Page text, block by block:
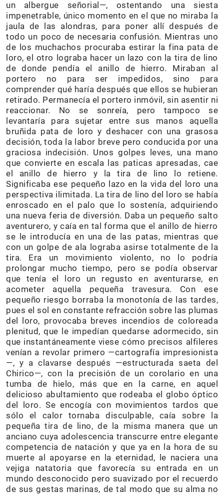
un albergue señorial—, ostentando una siesta
impenetrable, único momento en el que no miraba la
jaula de las alondras, para poner allí después de
todo un poco de necesaria confusión. Mientras uno
de los muchachos procuraba estirar la fina pata de
loro, el otro lograba hacer un lazo con la tira de lino
de donde pendía el anillo de hierro. Miraban al
portero no para ser impedidos, sino para
comprender qué haría después que ellos se hubieran
retirado. Permanecía el portero inmóvil, sin asentir ni
reaccionar. No se sonreía, pero tampoco se
levantaría para sujetar entre sus manos aquella
bruñida pata de loro y deshacer con una grasosa
decisión, toda la labor breve pero conducida por una
graciosa indecisión. Unos golpes leves, una mano
que convierte en escala las paticas apresadas, cae
el anillo de hierro y la tira de lino lo retiene.
Significaba ese pequeño lazo en la vida del loro una
perspectiva ilimitada. La tira de lino del loro se había
enroscado en el palo que lo sostenía, adquiriendo
una nueva feria de diversión. Daba un pequeño salto
aventurero, y caía en tal forma que el anillo de hierro
se le introducía en una de las patas, mientras que
con un golpe de ala lograba asirse totalmente de la
tira. Era un movimiento violento, no lo podría
prolongar mucho tiempo, pero se podía observar
que tenía el loro un regusto en aventurarse, en
acometer aquella pequeña travesura. Con ese
pequeño riesgo borraba la monotonía de las tardes,
pues el sol en constante refracción sobre las plumas
del loro, provocaba breves incendios de coloreada
plenitud, que le impedían quedarse adormecido, sin
que instantáneamente viese cómo precisos alfileres
venían a revolar primero —cartografía impresionista
—, y a clavarse después —estructurada saeta del
Chirico—, con la precisión de un corolario en una
tumba de hielo, más que en la carne, en aquel
delicioso abultamiento que rodeaba el globo óptico
del loro. Se encogía con movimientos tardos que
sólo el calor tornaba disculpable, caía sobre la
pequeña tira de lino, de la misma manera que un
anciano cuya adolescencia transcurre entre elegante
competencia de natación y que ya en la hora de su
muerte al apoyarse en la eternidad, le naciera una
vejiga natatoria que favorecía su entrada en un
mundo desconocido pero suavizado por el recuerdo
de sus gestas marinas, de tal modo que su alma no